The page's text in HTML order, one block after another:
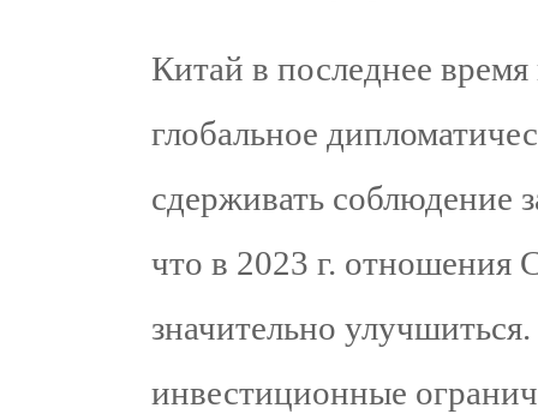
Китай в последнее
глобальное
сдерживать соблюдение
что в 2023 г.
значительно
инвестиционные